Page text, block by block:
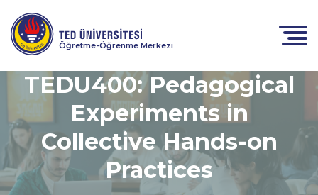
Öğretme-Öğrenme Merkezi
TEDU400: Pedagogical
Experiments in
Collective Hands-on
Practices